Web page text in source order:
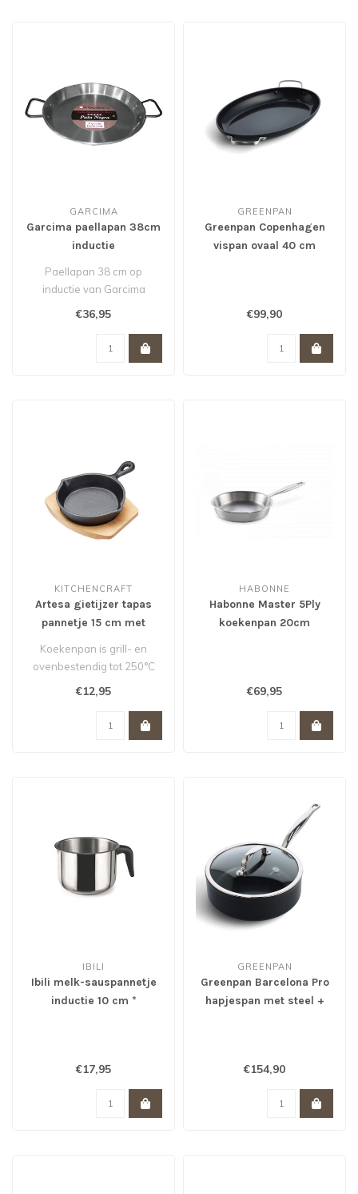
GARCIMA
Garcima paellapan 38cm
inductie
Paellapan 38 cm op
inductie van Garcima
€36,95
GREENPAN
Greenpan Copenhagen
vispan ovaal 40 cm
€99,90
KITCHENCRAFT
Artesa gietijzer tapas
pannetje 15 cm met
Koekenpan is grill- en
ovenbestendig tot 250°C
Koekenpan is alleen
€12,95
HABONNE
Habonne Master 5Ply
koekenpan 20cm
€69,95
IBILI
Ibili melk-sauspannetje
inductie 10 cm *
€17,95
GREENPAN
Greenpan Barcelona Pro
hapjespan met steel +
€154,90